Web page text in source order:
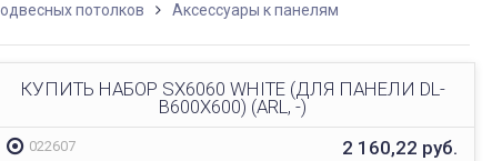
потолков
Аксессуары к панелям
КУПИТЬ НАБОР SX6060 WHITE (ДЛЯ ПАНЕЛИ DL-
B600X600) (ARL, -)
022607 2 160,22 руб.